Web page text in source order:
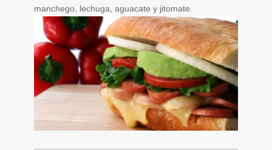
manchego, lechuga, aguacate y jitomate.